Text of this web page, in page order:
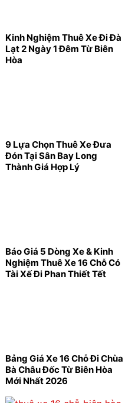
Kinh Nghiệm Thuê Xe Đi Đà
Lạt 2 Ngày 1 Đêm Từ Biên
Hòa
9 Lựa Chọn Thuê Xe Đưa
Đón Tại Sân Bay Long
Thành Giá Hợp Lý
Báo Giá 5 Dòng Xe & Kinh
Nghiệm Thuê Xe 16 Chỗ Có
Tài Xế Đi Phan Thiết Tết
Bảng Giá Xe 16 Chỗ Đi Chùa
Bà Châu Đốc Từ Biên Hòa
Mới Nhất 2026